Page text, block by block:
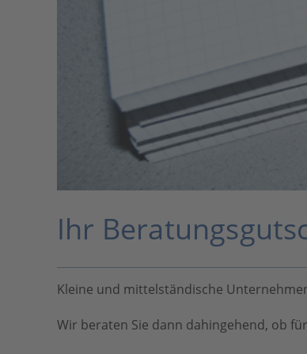
Ihr
Kleine und mittelständische
Wir beraten Sie dann dahingehend, ob